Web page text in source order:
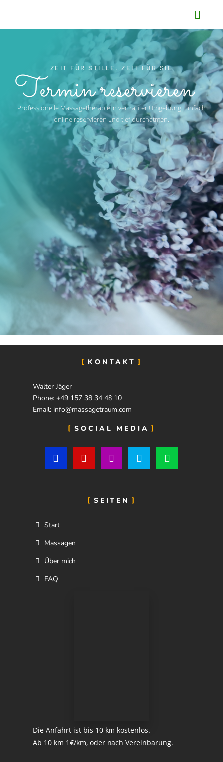
ZEIT FÜR STILLE. ZEIT FÜR SIE
Termin reservieren
Professionelle Massagetherapie in vertrauter Umgebung. Einfach
online reservieren und tief durchatmen.
KONTAKT
Walter Jäger
Phone: +49 157 38 34 48 10
Email: info@massagetraum.com
SOCIAL MEDIA
SEITEN
Start
Massagen
Über mich
FAQ
Die Anfahrt ist bis 10 km kostenlos.
Ab 10 km 1€/km, oder nach Vereinbarung.